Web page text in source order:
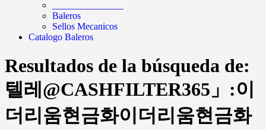
Baleros
Sellos Mecanicos
Catalogo Baleros
Resultados de la búsqueda de:
텔레@CASHFILTER365」:이
더리움현금화이더리움현금화